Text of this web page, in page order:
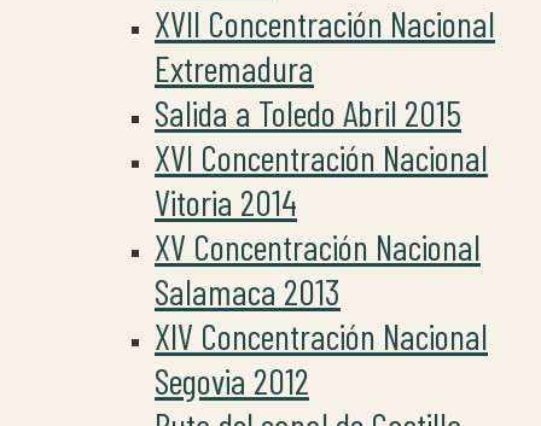
XVII Concentración Nacional
Extremadura
Salida a Toledo Abril 2015
XVI Concentración Nacional
Vitoria 2014
XV Concentración Nacional
Salamaca 2013
XIV Concentración Nacional
Segovia 2012